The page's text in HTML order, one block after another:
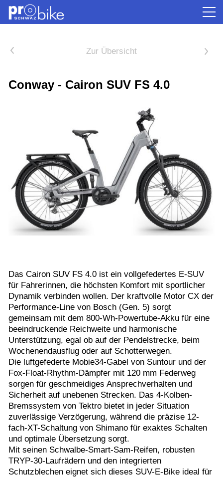
< Zur Übersicht >
Conway - Cairon SUV FS 4.0
Das Cairon SUV FS 4.0 ist ein vollgefedertes E-SUV
für Fahrerinnen, die höchsten Komfort mit sportlicher
Dynamik verbinden wollen. Der kraftvolle Motor CX der
Performance-Line von Bosch (Gen. 5) sorgt
gemeinsam mit dem 800-Wh-Powertube-Akku für eine
beeindruckende Reichweite und harmonische
Unterstützung, egal ob auf der Pendelstrecke, beim
Wochenendausflug oder auf Schotterwegen.
Die luftgefederte Mobie34-Gabel von Suntour und der
Fox-Float-Rhythm-Dämpfer mit 120 mm Federweg
sorgen für geschmeidiges Ansprechverhalten und
Sicherheit auf unebenen Strecken. Das 4-Kolben-
Bremssystem von Tektro bietet in jeder Situation
zuverlässige Verzögerung, während die präzise 12-
fach-XT-Schaltung von Shimano für exaktes Schalten
und optimale Übersetzung sorgt.
Mit seinen Schwalbe-Smart-Sam-Reifen, robusten
TRYP-30-Laufrädern und den integrierten
Schutzblechen eignet sich dieses SUV-E-Bike ideal für